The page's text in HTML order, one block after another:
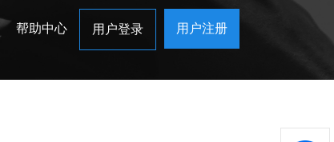
帮助中心 用户登录 用户注册